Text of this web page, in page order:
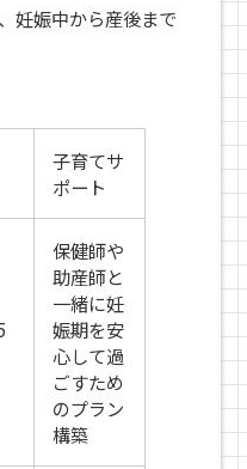
妊娠中から産後まで
子育てサ
ポート
保健師や
助産師と
一緒に妊
娠期を安
心して過
ごすため
のプラン
構築